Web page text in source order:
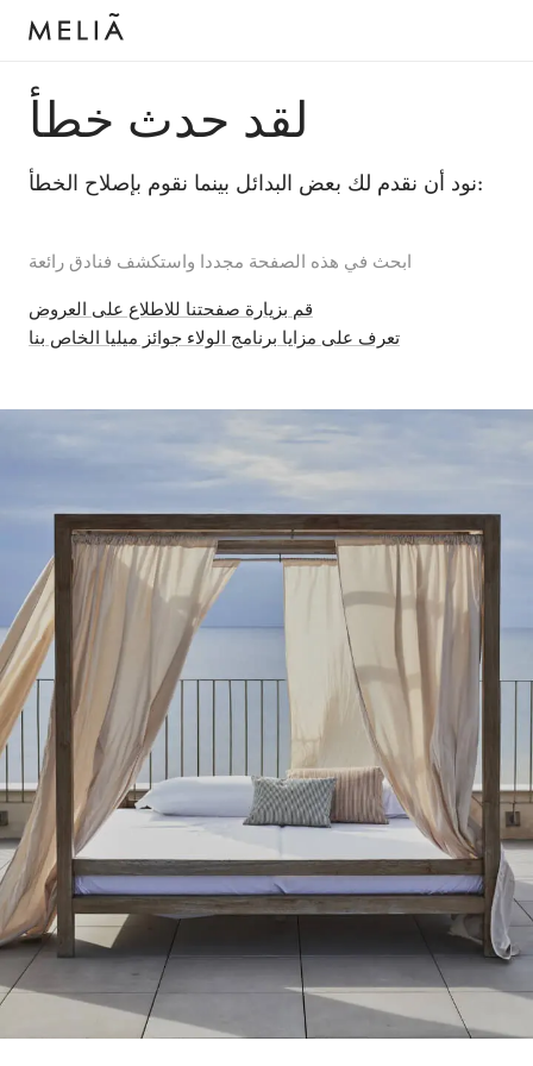
لقد حدث خطأ
نود أن نقدم لك بعض البدائل بينما نقوم بإصلاح الخطأ:
ابحث في هذه الصفحة مجددا واستكشف فنادق رائعة
قم بزيارة صفحتنا للاطلاع على العروض
تعرف على مزايا برنامج الولاء جوائز ميليا الخاص بنا